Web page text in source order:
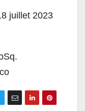
juillet 2023